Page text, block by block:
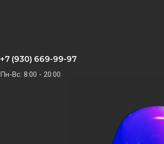
​​​
+7 (930) 669-99-97
Пн-Вс: 8:00 - 20:00